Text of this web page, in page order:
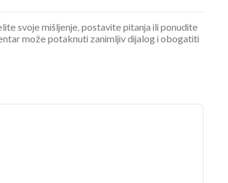
svoje mišljenje, postavite pitanja ili ponudite
može potaknuti zanimljiv dijalog i obogatiti